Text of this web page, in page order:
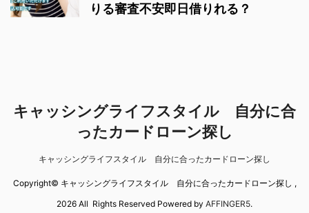
りる審査不安即日借りれる？
キャッシングライフスタイル 自分に合
ったカードローン探し
キャッシングライフスタイル 自分に合ったカードローン探し
Copyright© キャッシングライフスタイル 自分に合ったカードローン探し ,
2026 All Rights Reserved Powered by AFFINGER5.